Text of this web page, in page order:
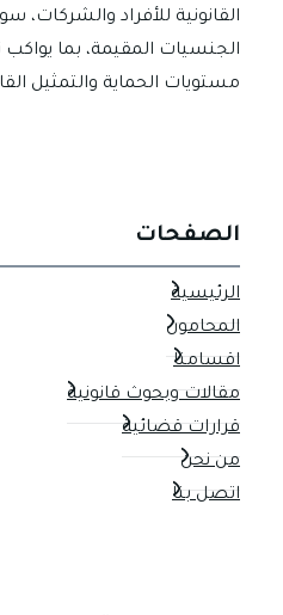
القانونية للأفراد والشركات،
الجنسيات المقيمة، بما يواكب
مستويات الحماية والتمثيل
الصفحات
الرئيسية
المحامون
اقسامنا
مقالات وبحوث قانونية
قرارات قضائية
من نحن
اتصل بنا